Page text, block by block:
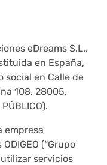
eDreams S.L.,
en España,
social en Calle de
108, 28005,
empresa
(“Grupo
utilizar servicios